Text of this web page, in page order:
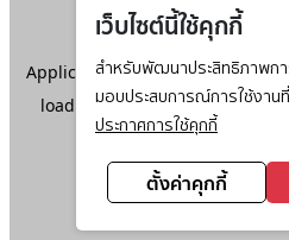
เว็บไซต์นี้ใช้คุกกี้
สำหรับพัฒนาประสิทธิภาพกา
มอบประสบการณ์การใช้งาน
ประกาศการใช้คุกกี้
ตั้งค่าคุกกี้
Application error: aclient-side
loadingwww.ktc.co.th(see the